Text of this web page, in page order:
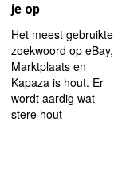
je op
Het meest gebruikte
zoekwoord op eBay,
Marktplaats en
Kapaza is hout. Er
wordt aardig wat
stere hout